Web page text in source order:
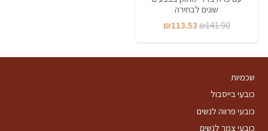
שונים לבחירה
₪141.90
המחיר
המקורי
היה:
₪113.53
הנוכחי
הוא:
שכמיות
כובעי בייסבול
כובעי פרווה לנשים
כובעי צמר לנשים